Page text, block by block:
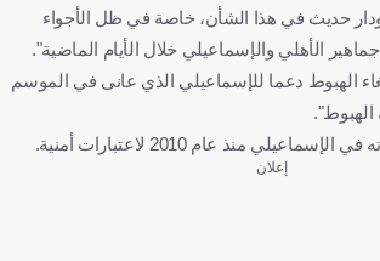
حديث في هذا الشأن، خاصة في ظل الأجواء
الأهلي والإسماعيلي خلال الأيام الماضية".
الهبوط دعما للإسماعيلي الذي عانى في الموسم
منذ عام 2010 لاعتبارات أمنية.
إعلان